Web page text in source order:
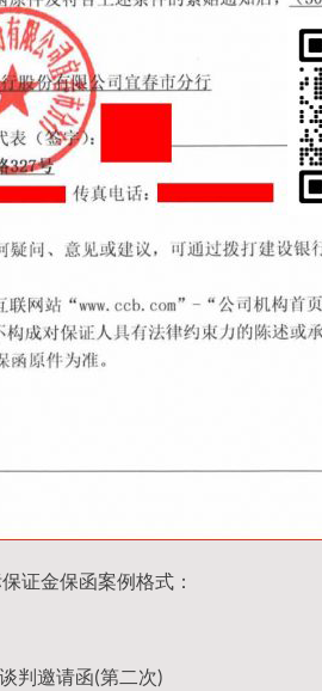
证金保函案例格式：
判邀请函(第二次)